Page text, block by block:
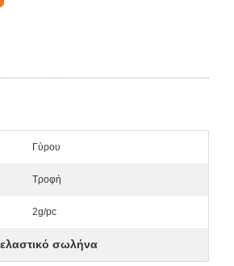
Γύρου
Τροφή
2g/pc
ελαστικό σωλήνα